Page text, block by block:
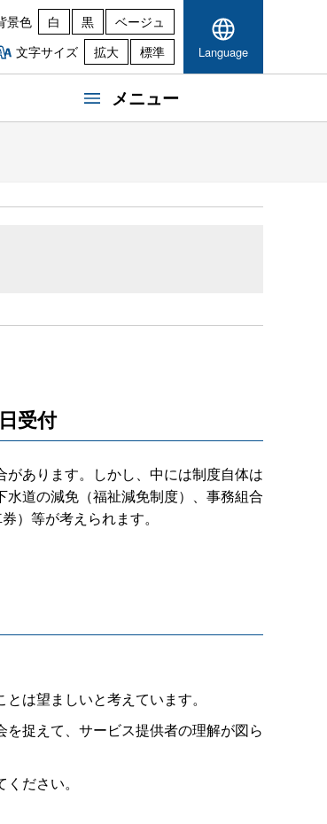
景色 白 黒
ベージュ
文字サイズ
拡大 標準 Language
メニュー
受付
あります。しかし、中には制度自体は
道の減免（福祉減免制度）、事務組合
）等が考えられます。
は望ましいと考えています。
捉えて、サービス提供者の理解が図ら
ださい。